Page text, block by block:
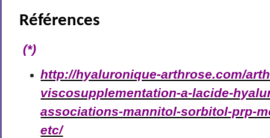
Références
(*)
http://hyaluronique-arthrose.com/
viscosupplementation-a-lacide-
associations-mannitol-sorbitol-prp-
etc/